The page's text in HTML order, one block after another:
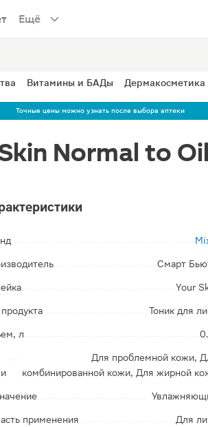
Ещё
Витамины и БАДы Дермакосметика
Точные цены можно узнать после выбора аптеки
Normal to
Смарт
Your
Тоник для
л
Для проблемной кожи,
комбинированной кожи, Для жирной
применения Для